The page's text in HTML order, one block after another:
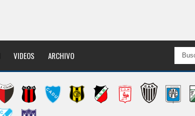
VIDEOS ARCHIVO